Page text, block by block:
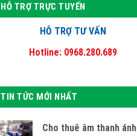
HỖ TRỢ TRỰC TUYẾN
HỖ TRỢ TƯ VẤN
Hotline: 0968.280.689
TIN TỨC MỚI NHẤT
Cho thuê âm thanh ánh